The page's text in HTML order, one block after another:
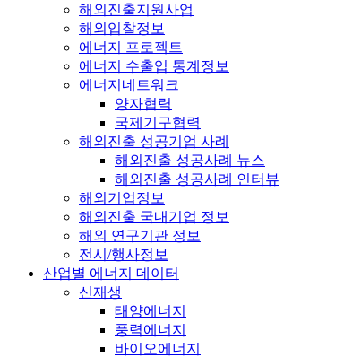
해외진출지원사업
해외입찰정보
에너지 프로젝트
에너지 수출입 통계정보
에너지네트워크
양자협력
국제기구협력
해외진출 성공기업 사례
해외진출 성공사례 뉴스
해외진출 성공사례 인터뷰
해외기업정보
해외진출 국내기업 정보
해외 연구기관 정보
전시/행사정보
산업별 에너지 데이터
신재생
태양에너지
풍력에너지
바이오에너지